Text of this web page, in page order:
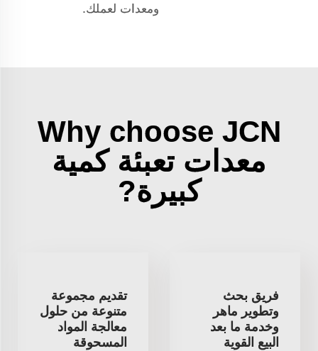
ومعدات لعملك.
Why choose JCN
معدات تعبئة كمية
كبيرة?
فريق بحث
وتطوير ماهر
وخدمة ما بعد
البيع القوية
تقديم مجموعة
متنوعة من حلول
معالجة المواد
المسحوقة